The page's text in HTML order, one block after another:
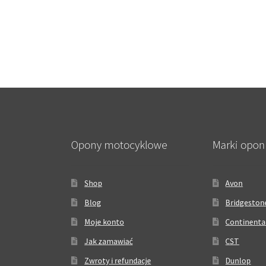
Opony motocyklowe
Shop
Blog
Moje konto
Jak zamawiać
Zwroty i refundacje
Marki opon
Avon
CST
Dunlop